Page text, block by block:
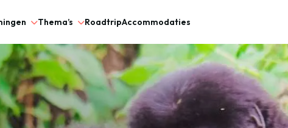
Thema’s RoadtripAccommodaties